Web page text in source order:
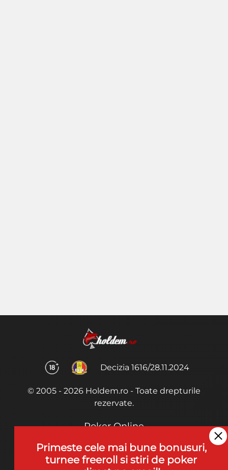
Decizia 1616/28.11.2024
© 2005 - 2026 Holdem.ro - Toate drepturile
rezervate.
Poker Online
Termeni si Conditii
Joaca Poker
Primeste cele mai bune bonusuri,
turnee freeroll si stiri de poker